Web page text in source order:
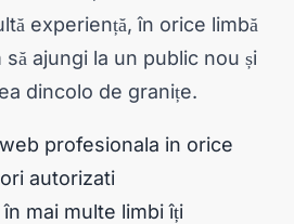
experiență, în orice limbă
să ajungi la un public nou și
dincolo de granițe.
mai multe limbi îți